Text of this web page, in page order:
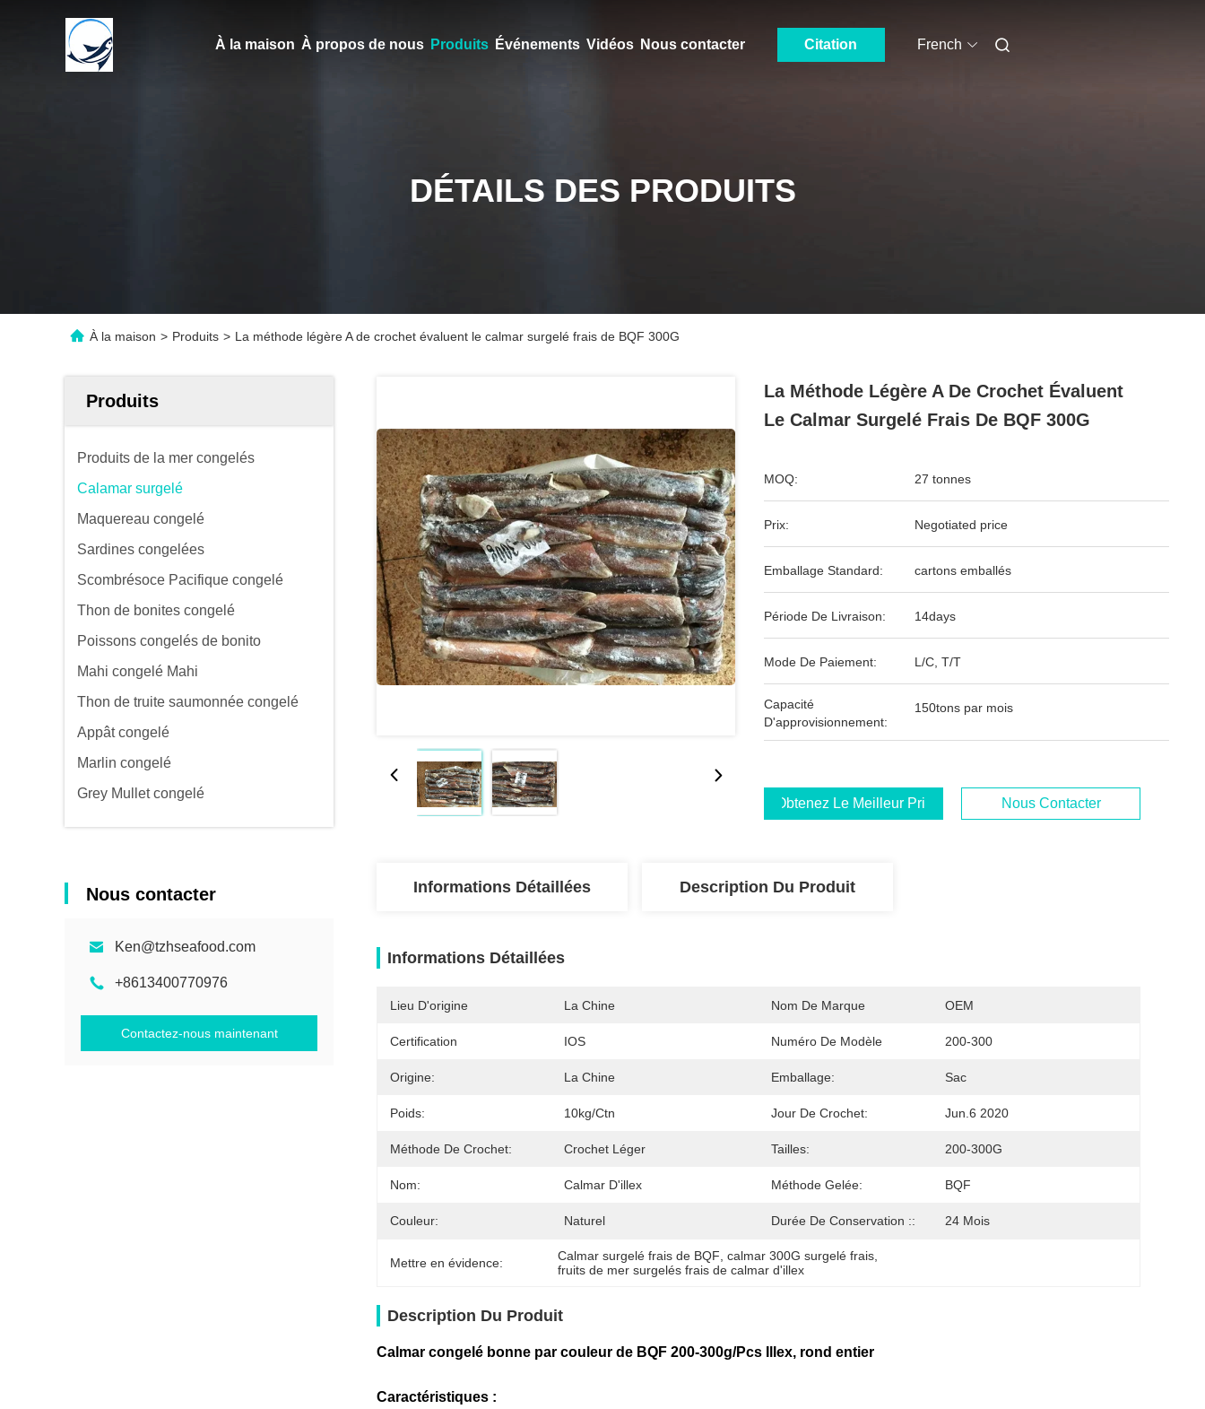
À la maison À propos de nous Produits Événements Vidéos Nous contacter Citation French
DÉTAILS DES PRODUITS
À la maison > Produits > La méthode légère A de crochet évaluent le calmar surgelé frais de BQF 300G
Produits
Produits de la mer congelés
Calamar surgelé
Maquereau congelé
Sardines congelées
Scombrésoce Pacifique congelé
Thon de bonites congelé
Poissons congelés de bonito
Mahi congelé Mahi
Thon de truite saumonnée congelé
Appât congelé
Marlin congelé
Grey Mullet congelé
Nous contacter
Ken@tzhseafood.com
+8613400770976
Contactez-nous maintenant
La Méthode Légère A De Crochet Évaluent
Le Calmar Surgelé Frais De BQF 300G
MOQ: 27 tonnes
Prix: Negotiated price
Emballage Standard: cartons emballés
Période De Livraison: 14days
Mode De Paiement: L/C, T/T
Capacité
D'approvisionnement:
150tons par mois
Obtenez Le Meilleur Prix Nous Contacter
Informations Détaillées Description Du Produit
Informations Détaillées
Lieu D'origine La Chine Nom De Marque OEM
Certification IOS Numéro De Modèle 200-300
Origine: La Chine Emballage: Sac
Poids: 10kg/ctn Jour De Crochet: Jun.6 2020
Méthode De Crochet: Crochet Léger Tailles: 200-300G
Nom: Calmar D'illex Méthode Gelée: BQF
Couleur: Naturel Durée De Conservation :: 24 Mois
Mettre en évidence: Calmar surgelé frais de BQF , calmar 300G surgelé frais
fruits de mer surgelés frais de calmar d'illex
Description Du Produit
Calmar congelé bonne par couleur de BQF 200-300g/Pcs Illex, rond entier
Caractéristiques :